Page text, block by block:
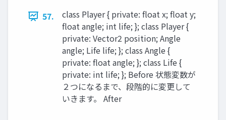
57.
class Player { private: float x; float y;
float angle; int life; }; class Player {
private: Vector2 position; Angle
angle; Life life; }; class Angle {
private: float angle; }; class Life {
private: int life; }; Before 状態変数が
２つになるまで、段階的に変更して
いきます。 After